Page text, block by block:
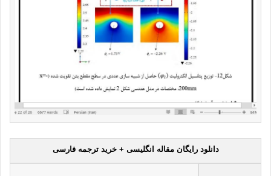
دانلود رایگان مقاله انگلیسی + خرید ترجمه فارسی